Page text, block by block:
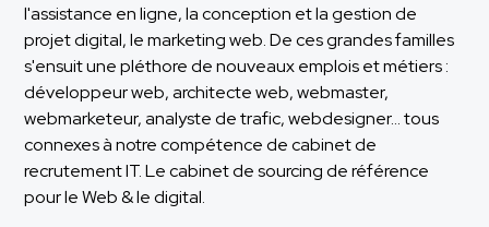
l'assistance en ligne, la conception et la gestion de
projet digital, le marketing web. De ces grandes familles
s'ensuit une pléthore de nouveaux emplois et métiers :
développeur web, architecte web, webmaster,
webmarketeur, analyste de trafic, webdesigner… tous
connexes à notre compétence de cabinet de
recrutement IT. Le cabinet de sourcing de référence
pour le Web & le digital.